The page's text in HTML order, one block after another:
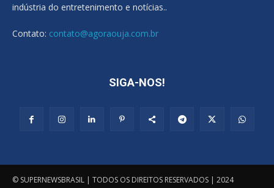
indústria do entretenimento e notícias..
Contato: contato@agoraouja.com.br
SIGA-NOS!
© SUPERNEWSBRASIL | TODOS OS DIREITOS RESERVADOS | 2024